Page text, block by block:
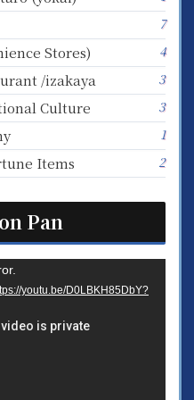
7
Stores) 4
/izakaya 3
Culture 3
1
Items 2
Pan
youtu.be/D0LBKH85DbY?